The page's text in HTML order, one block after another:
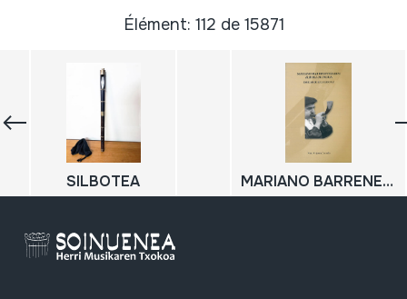
Élément: 112 de 15871
SILBOTEA MARIANO BARRENETXEAREN ALBOKA MUNDUA; ESKUIZKRIBUAK IKERTUZ